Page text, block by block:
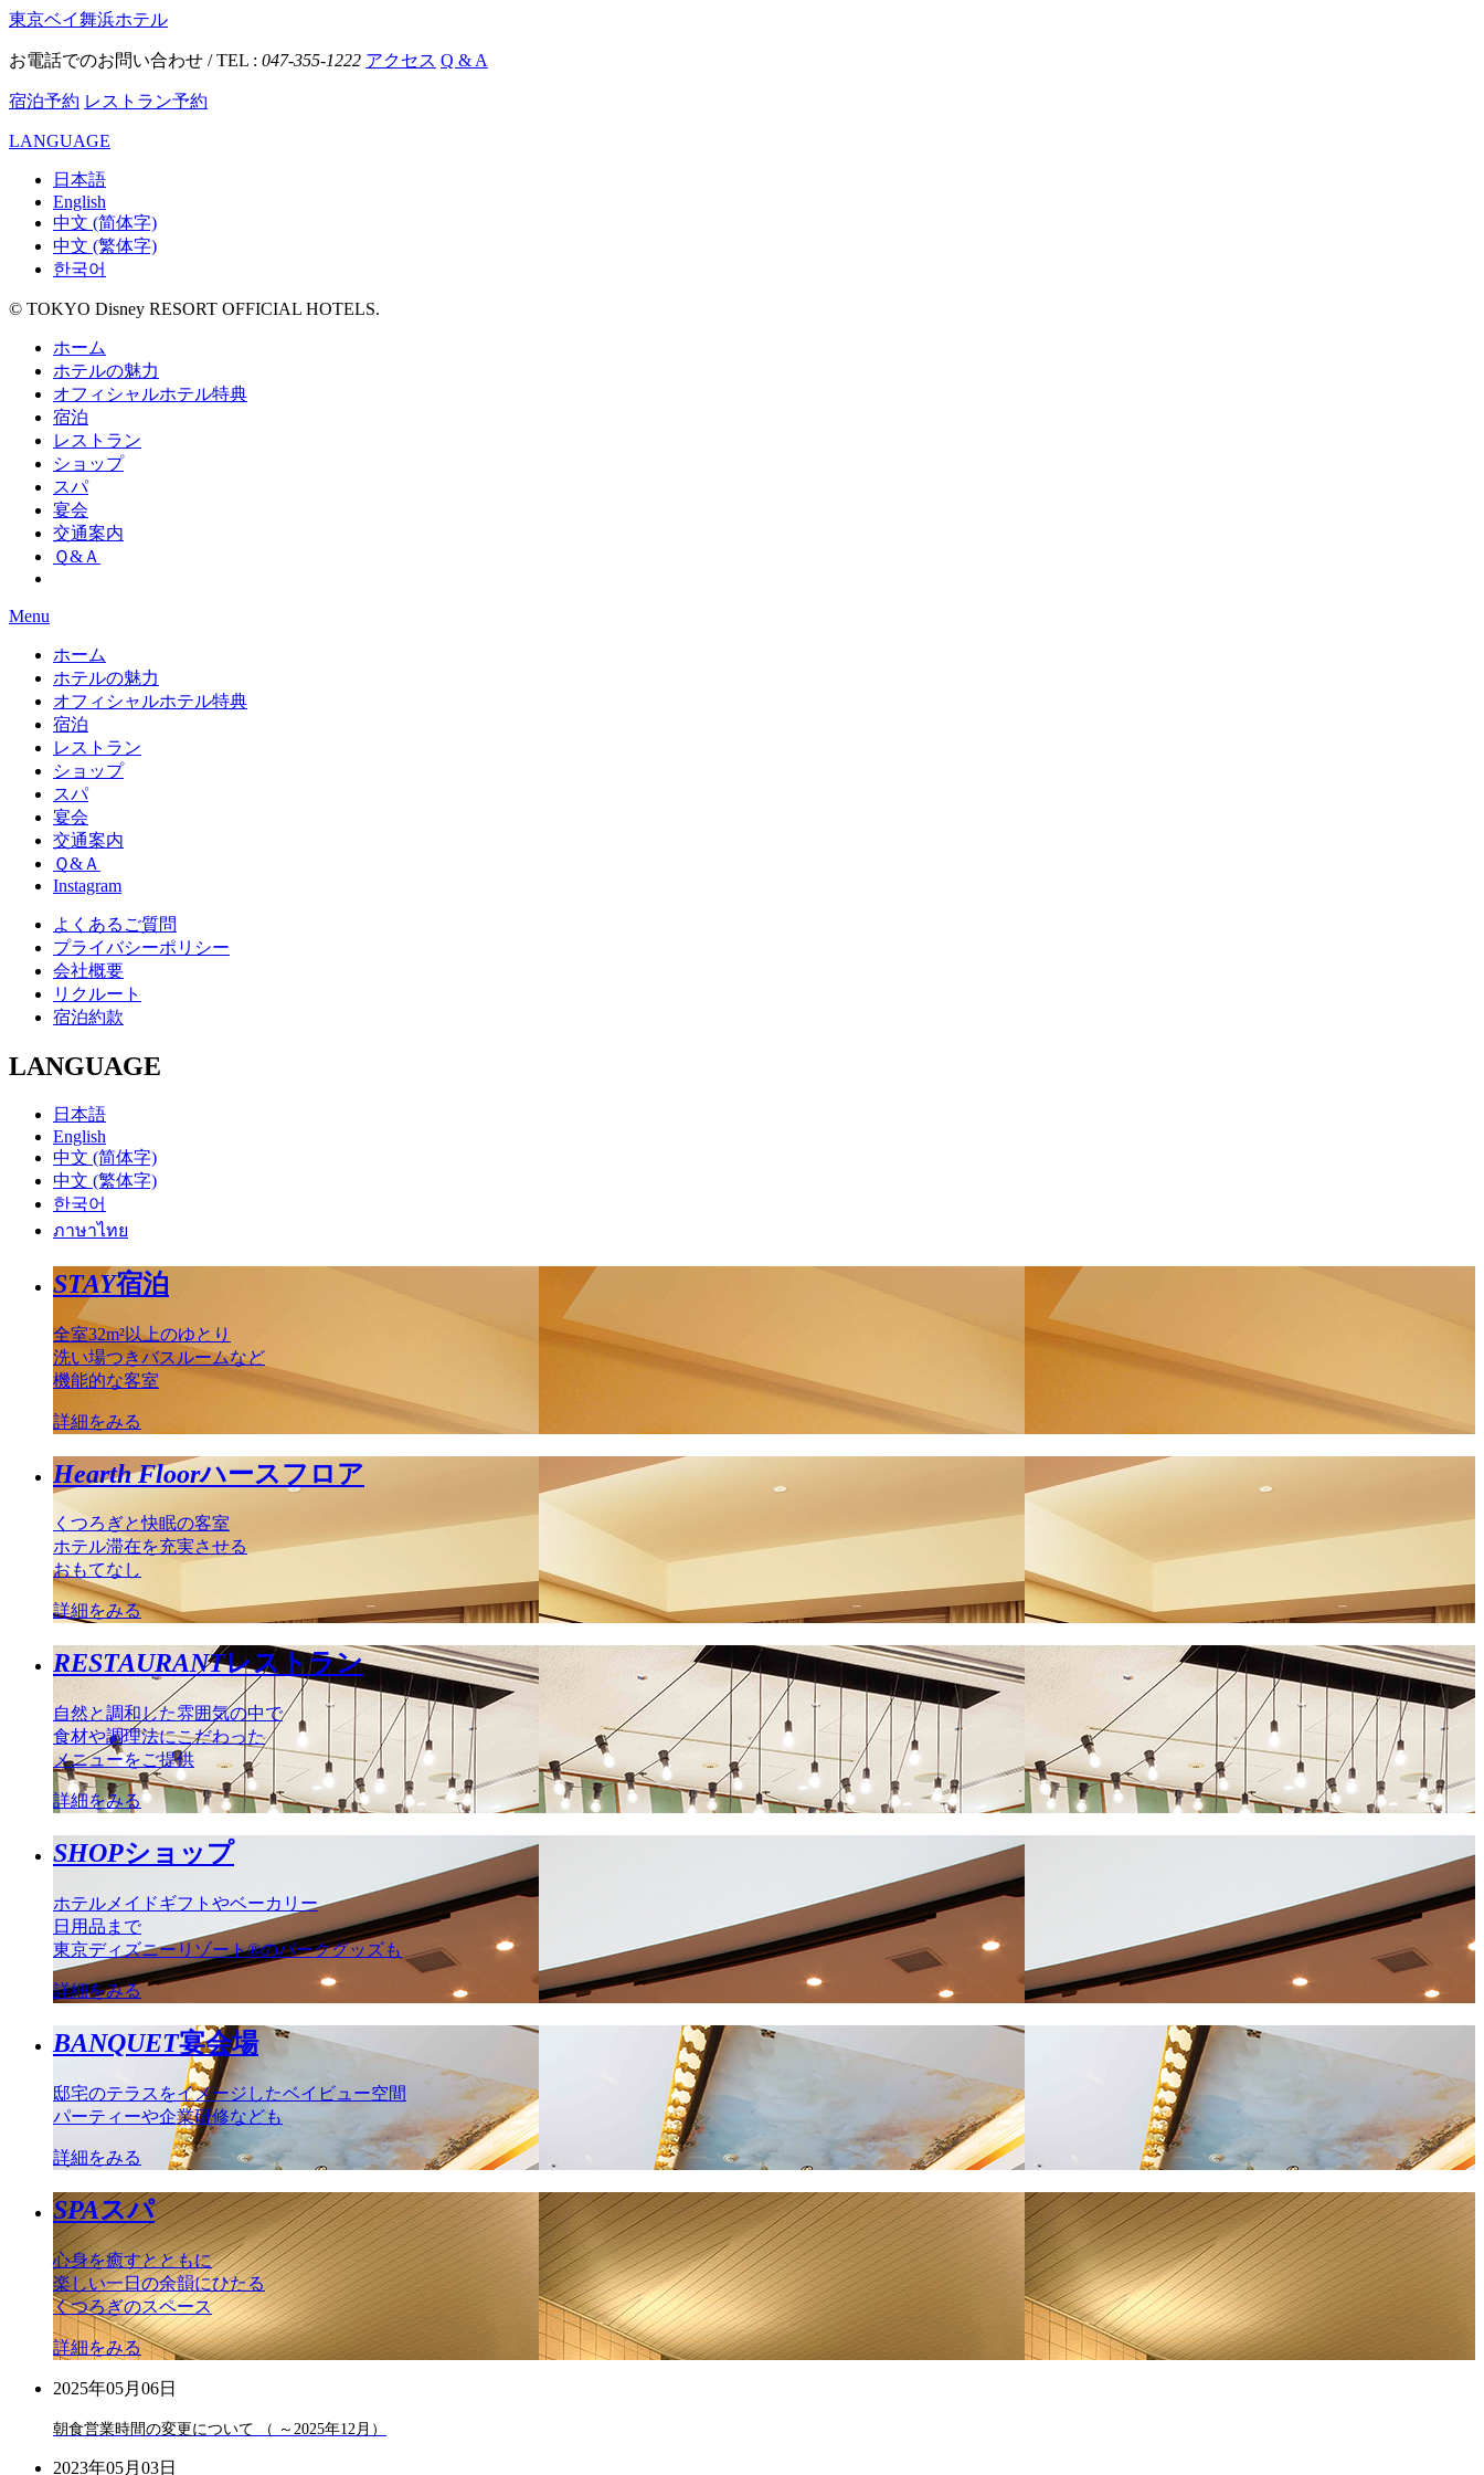
東京ベイ舞浜ホテル
お電話でのお問い合わせ / TEL : 047-355-1222 アクセス Q & A
宿泊予約 レストラン予約
LANGUAGE
日本語
English
中文 (简体字)
中文 (繁体字)
한국어
© TOKYO Disney RESORT OFFICIAL HOTELS.
ホーム
ホテルの魅力
オフィシャルホテル特典
宿泊
レストラン
ショップ
スパ
宴会
交通案内
Ｑ&Ａ
Menu
ホーム
ホテルの魅力
オフィシャルホテル特典
宿泊
レストラン
ショップ
スパ
宴会
交通案内
Ｑ&Ａ
Instagram
よくあるご質問
プライバシーポリシー
会社概要
リクルート
宿泊約款
LANGUAGE
日本語
English
中文 (简体字)
中文 (繁体字)
한국어
ภาษาไทย
STAY宿泊
全室32m²以上のゆとり
洗い場つきバスルームなど
機能的な客室
詳細をみる
Hearth Floorハースフロア
くつろぎと快眠の客室
ホテル滞在を充実させる
おもてなし
詳細をみる
RESTAURANTレストラン
自然と調和した雰囲気の中で
食材や調理法にこだわった
メニューをご提供
詳細をみる
SHOPショップ
ホテルメイドギフトやベーカリー
日用品まで
東京ディズニーリゾート®のパークグッズも
詳細をみる
BANQUET宴会場
邸宅のテラスをイメージしたベイビュー空間
パーティーや企業研修なども
詳細をみる
SPAスパ
心身を癒すとともに
楽しい一日の余韻にひたる
くつろぎのスペース
詳細をみる
2025年05月06日
朝食営業時間の変更について （ ～2025年12月）
2023年05月03日